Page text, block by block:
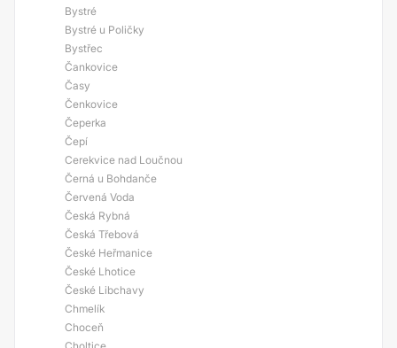
Bystré
Bystré u Poličky
Bystřec
Čankovice
Časy
Čenkovice
Čeperka
Čepí
Cerekvice nad Loučnou
Černá u Bohdanče
Červená Voda
Česká Rybná
Česká Třebová
České Heřmanice
České Lhotice
České Libchavy
Chmelík
Choceň